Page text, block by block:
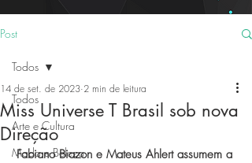
Post
Todos
Arte e Cultura
Moda e Beleza
Todos
Miss Universe T Brasil sob nova
Direção
14 de set. de 2023 2 min de leitura
Fabiano Biazon e Mateus Ahlert assumem a